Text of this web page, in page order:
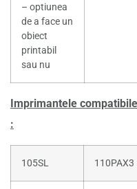
– optiunea
de a face un
obiect
printabil
sau nu
Imprimantele
:
105SL 110PAX3